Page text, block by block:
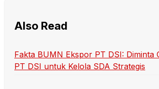
Also Read
Fakta BUMN Ekspor PT DSI:
PT DSI untuk Kelola SDA Strategis